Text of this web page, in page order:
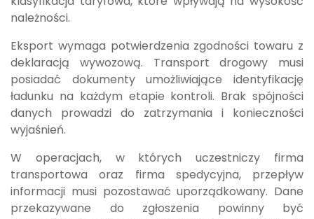
należności.
Eksport wymaga potwierdzenia zgodności towaru z
deklaracją wywozową. Transport drogowy musi
posiadać dokumenty umożliwiające identyfikację
ładunku na każdym etapie kontroli. Brak spójności
danych prowadzi do zatrzymania i konieczności
wyjaśnień.
W operacjach, w których uczestniczy firma
transportowa oraz firma spedycyjna, przepływ
informacji musi pozostawać uporządkowany. Dane
przekazywane do zgłoszenia powinny być